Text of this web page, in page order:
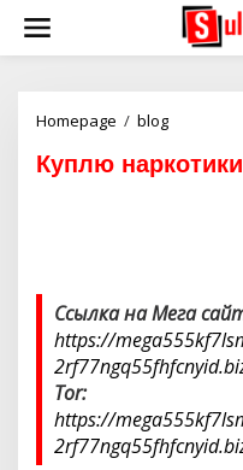
i
Homepage / blog
п
о
т
и
к
у
к
Куплю
Ссылка на Мега
https://
Tor:
https://